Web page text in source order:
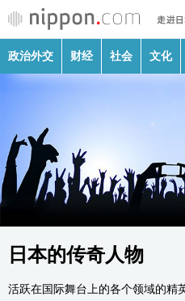
政治外交
财经
社会
文化
政治外交 财经 社会 文化
日本的传奇人物
活跃在国际舞台上的各个领域的精